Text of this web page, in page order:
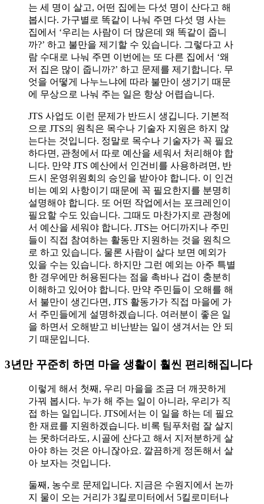
는 세 명이 살고, 어떤 집에는 다섯 명이 산다고 해
봅시다. 가구별로 똑같이 나눠 주면 다섯 명 사는
집에서 ‘우리는 사람이 더 많은데 왜 똑같이 줍니
까?’ 하고 불만을 제기할 수 있습니다. 그렇다고 사
람 수대로 나눠 주면 이번에는 또 다른 집에서 ‘왜
저 집은 많이 줍니까?’ 하고 문제를 제기합니다. 무
엇을 어떻게 나누느냐에 따라 불만이 생기기 때문
에 무상으로 나눠 주는 일은 항상 어렵습니다.
JTS 사업도 이런 문제가 반드시 생깁니다. 기본적
으로 JTS의 원칙은 목수나 기술자 지원은 하지 않
는다는 것입니다. 정말로 목수나 기술자가 꼭 필요
하다면, 관청에서 따로 예산을 세워서 처리해야 합
니다. 만약 JTS 예산에서 인건비를 사용하려면, 반
드시 운영위원회의 승인을 받아야 합니다. 이 인건
비는 예외 사항이기 때문에 꼭 필요한지를 분명히
설명해야 합니다. 또 어떤 작업에서는 포크레인이
필요할 수도 있습니다. 그때도 마찬가지로 관청에
서 예산을 세워야 합니다. JTS는 어디까지나 주민
들이 직접 참여하는 활동만 지원하는 것을 원칙으
로 하고 있습니다. 물론 사람이 살다 보면 예외가
있을 수는 있습니다. 하지만 그런 예외는 아주 특별
한 경우에만 허용된다는 점을 촉바나 겁이 충분히
이해하고 있어야 합니다. 만약 주민들이 오해를 해
서 불만이 생긴다면, JTS 활동가가 직접 마을에 가
서 주민들에게 설명하겠습니다. 여러분이 좋은 일
을 하면서 오해받고 비난받는 일이 생겨서는 안 되
기 때문입니다.
3년만 꾸준히 하면 마을 생활이 훨씬 편리해집니다
이렇게 해서 첫째, 우리 마을을 조금 더 깨끗하게
가꿔 봅시다. 누가 해 주는 일이 아니라, 우리가 직
접 하는 일입니다. JTS에서는 이 일을 하는 데 필요
한 재료를 지원하겠습니다. 비록 팀푸처럼 잘 살지
는 못하더라도, 시골에 산다고 해서 지저분하게 살
아야 하는 것은 아니잖아요. 깔끔하게 정돈해서 살
아 보자는 것입니다.
둘째, 농수로 문제입니다. 지금은 수원지에서 논까
지 물이 오는 거리가 3킬로미터에서 5킬로미터나